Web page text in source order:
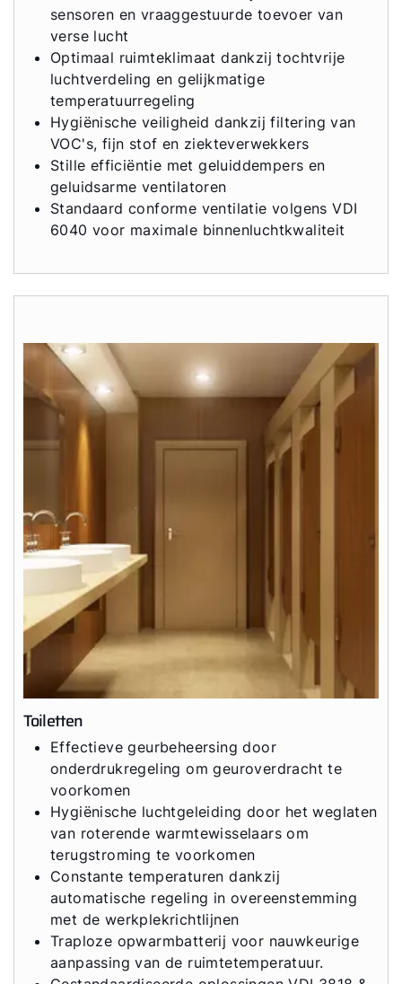
sensoren en vraaggestuurde toevoer van
verse lucht
Optimaal ruimteklimaat dankzij tochtvrije
luchtverdeling en gelijkmatige
temperatuurregeling
Hygiënische veiligheid dankzij filtering van
VOC's, fijn stof en ziekteverwekkers
Stille efficiëntie met geluiddempers en
geluidsarme ventilatoren
Standaard conforme ventilatie volgens VDI
6040 voor maximale binnenluchtkwaliteit
Toiletten
Effectieve geurbeheersing door
onderdrukregeling om geuroverdracht te
voorkomen
Hygiënische luchtgeleiding door het weglaten
van roterende warmtewisselaars om
terugstroming te voorkomen
Constante temperaturen dankzij
automatische regeling in overeenstemming
met de werkplekrichtlijnen
Traploze opwarmbatterij voor nauwkeurige
aanpassing van de ruimtetemperatuur.
Ook interessant?
Downloads
Service App